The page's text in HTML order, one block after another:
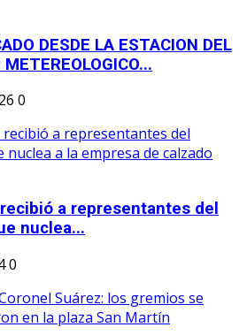
DESDE LA ESTACION DEL
METEREOLOGICO...
0
a representantes del
nuclea...
0